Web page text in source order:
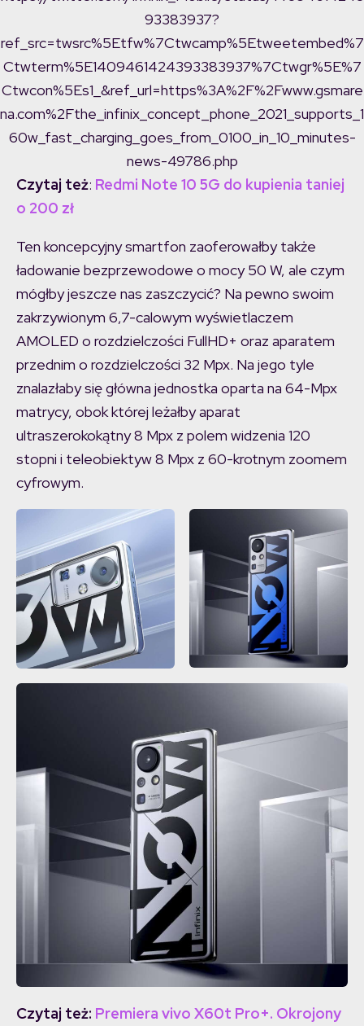
93383937?
ref_src=twsrc%5Etfw%7Ctwcamp%5Etweetembed%7
Ctwterm%5E1409461424393383937%7Ctwgr%5E%7
Ctwcon%5Es1_&ref_url=https%3A%2F%2Fwww.gsmare
na.com%2Fthe_infinix_concept_phone_2021_supports_1
60w_fast_charging_goes_from_0100_in_10_minutes-
news-49786.php
Czytaj też: Redmi Note 10 5G do kupienia taniej
o 200 zł
Ten koncepcyjny smartfon zaoferowałby także
ładowanie bezprzewodowe o mocy 50 W, ale czym
mógłby jeszcze nas zaszczycić? Na pewno swoim
zakrzywionym 6,7-calowym wyświetlaczem
AMOLED o rozdzielczości FullHD+ oraz aparatem
przednim o rozdzielczości 32 Mpx. Na jego tyle
znalazłaby się główna jednostka oparta na 64-Mpx
matrycy, obok której leżałby aparat
ultraszerokokątny 8 Mpx z polem widzenia 120
stopni i teleobiektyw 8 Mpx z 60-krotnym zoomem
cyfrowym.
Czytaj też: Premiera vivo X60t Pro+. Okrojony